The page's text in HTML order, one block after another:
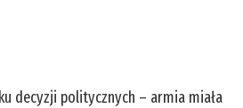
decyzji politycznych – armia miała